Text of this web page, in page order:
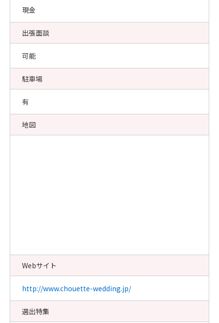
現金
出張面談
可能
駐車場
有
地図
Webサイト
http://www.chouette-wedding.jp/
選出特集